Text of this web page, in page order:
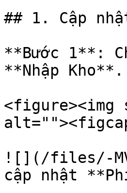
## 1. Cập
**Bước 1**:
**Nhập Kho**.
<figure><img
![](/files/-
cập nhật